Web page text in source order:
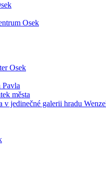
Osek
Osek
Pavla
města
v jedinečné galerii hradu